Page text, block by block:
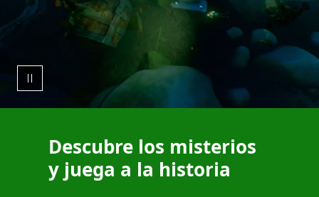
Descubre los misterios
y juega a la historia